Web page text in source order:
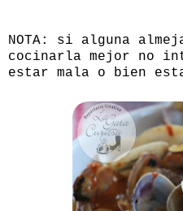
NOTA: si alguna
cocinarla mejor no
estar mala o bien